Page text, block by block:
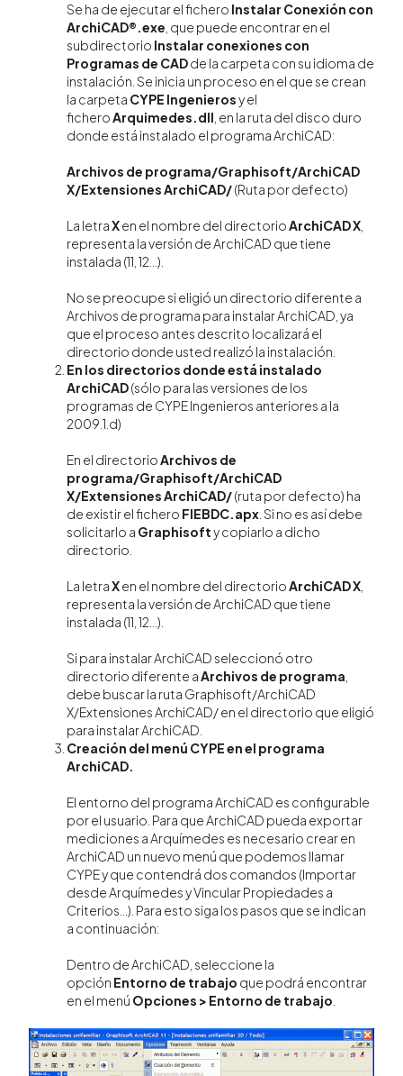
Se ha de ejecutar el fichero Instalar Conexión con
ArchiCAD®.exe , que puede encontrar en el
subdirectorio Instalar conexiones con
Programas de CADde la carpeta con su idioma de
instalación. Se inicia un proceso en el que se crean
la carpeta CYPE Ingenierosy el
ficheroArquimedes.dll , en la ruta del disco duro
donde está instalado el programa ArchiCAD:
Archivos de programa/Graphisoft/ArchiCAD
X/Extensiones ArchiCAD/(Ruta por defecto)
La letraXen el nombre del directorioArchiCAD X
representa la versión de ArchiCAD que tiene
instalada (11, 12...).
No se preocupe si eligió un directorio diferente a
Archivos de programa para instalar ArchiCAD, ya
que el proceso antes descrito localizará el
directorio donde usted realizó la instalación.
En los directorios donde está instalado
ArchiCAD(sólo para las versiones de los
programas de CYPE Ingenieros anteriores a la
2009.1.d)
En el directorioArchivos de
programa/Graphisoft/ArchiCAD
X/Extensiones ArchiCAD/(ruta por defecto) ha
de existir el fichero FIEBDC.apx . Si no es así debe
solicitarlo a Graphisofty copiarlo a dicho
directorio.
La letraXen el nombre del directorioArchiCAD X
representa la versión de ArchiCAD que tiene
instalada (11, 12...).
Si para instalar ArchiCAD seleccionó otro
directorio diferente aArchivos de programa
debe buscar la ruta Graphisoft/ArchiCAD
X/Extensiones ArchiCAD/ en el directorio que eligió
para instalar ArchiCAD.
Creación del menú CYPE en el programa
ArchiCAD.
El entorno del programa ArchiCAD es configurable
por el usuario. Para que ArchiCAD pueda exportar
mediciones a Arquímedes es necesario crear en
ArchiCAD un nuevo menú que podemos llamar
CYPE y que contendrá dos comandos (Importar
desde Arquímedes y Vincular Propiedades a
Criterios...). Para esto siga los pasos que se indican
a continuación:
Dentro de ArchiCAD, seleccione la
opción Entorno de trabajo que podrá encontrar
en el menú Opciones > Entorno de trabajo